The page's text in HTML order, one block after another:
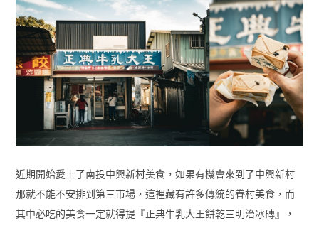
近期開始愛上了南投中興新村美食，如果有機會來到了中興新村
那就不能不安排到第三市場，這裡藏有許多傳統的眷村美食，而
其中必吃的美食一定就得提『正典牛乳大王餅乾三明治冰磚』，